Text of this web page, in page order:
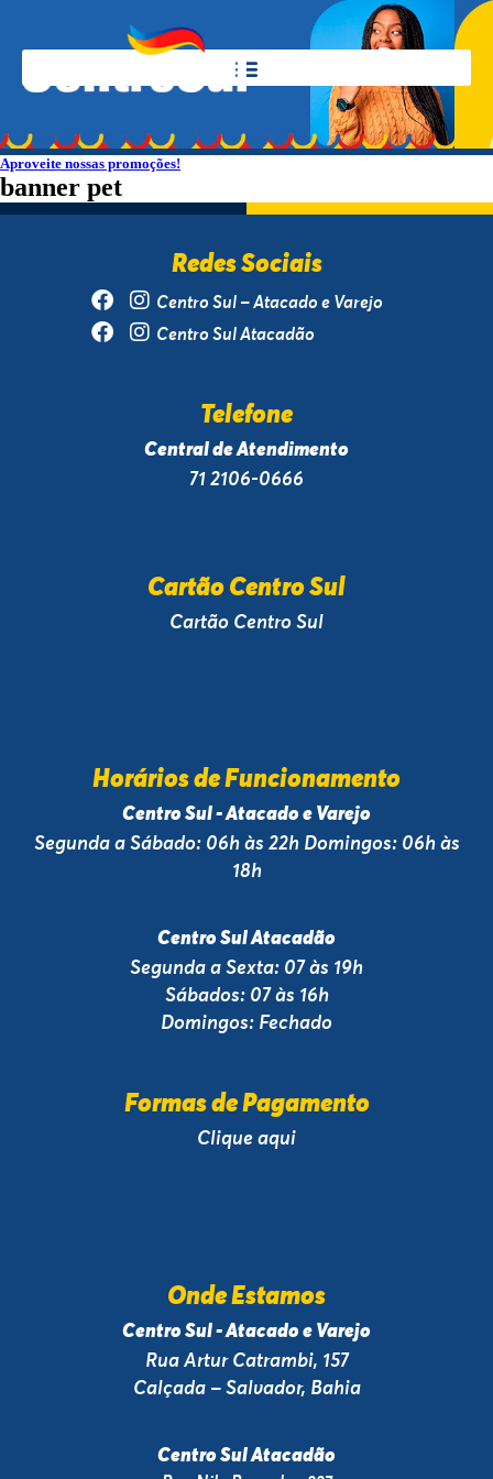
Aproveite nossas promoções!
banner pet
Redes Sociais
Centro Sul – Atacado e Varejo
Centro Sul Atacadão
Telefone
Central de Atendimento
71 2106-0666
Cartão Centro Sul
Cartão Centro Sul
Horários de Funcionamento
Centro Sul - Atacado e Varejo
Segunda a Sábado: 06h às 22h Domingos: 06h às
18h
Centro Sul Atacadão
Segunda a Sexta: 07 às 19h
Sábados: 07 às 16h
Domingos: Fechado
Formas de Pagamento
Clique aqui
Onde Estamos
Centro Sul - Atacado e Varejo
Rua Artur Catrambi, 157
Calçada – Salvador, Bahia
Centro Sul Atacadão